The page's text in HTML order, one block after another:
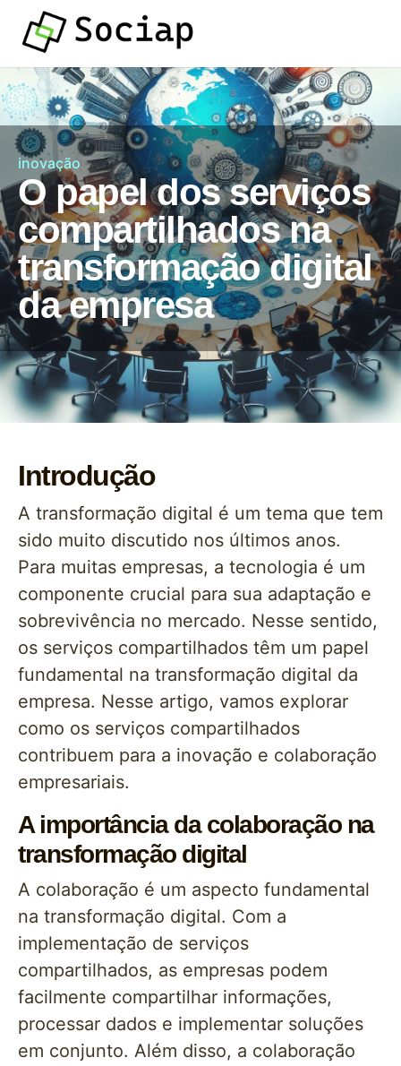
inovação
O papel dos serviços
compartilhados na
transformação digital
da empresa
Introdução
A transformação digital é um tema que tem
sido muito discutido nos últimos anos.
Para muitas empresas, a tecnologia é um
componente crucial para sua adaptação e
sobrevivência no mercado. Nesse sentido,
os serviços compartilhados têm um papel
fundamental na transformação digital da
empresa. Nesse artigo, vamos explorar
como os serviços compartilhados
contribuem para a inovação e colaboração
empresariais.
A importância da colaboração na
transformação digital
A colaboração é um aspecto fundamental
na transformação digital. Com a
implementação de serviços
compartilhados, as empresas podem
facilmente compartilhar informações,
processar dados e implementar soluções
em conjunto. Além disso, a colaboração